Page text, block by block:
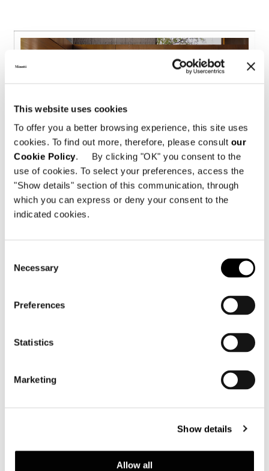
This website uses cookies
To offer you a better browsing experience, this site uses
cookies. To find out more, therefore, please consult our
Cookie Policy. By clicking "OK" you consent to the
use of cookies. To select your preferences, access the
"Show details" section of this communication, through
which you can express or deny your consent to the
indicated cookies.
Selection
Necessary
Preferences
Statistics
Marketing
Show details
Allow all
Spread